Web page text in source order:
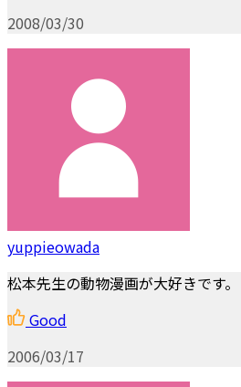
2008/03/30
yuppieowada
松本先生の動物漫画が大好きです。
Good
2006/03/17